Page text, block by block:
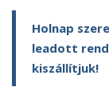
Holnap
leadott
kiszállítjuk!